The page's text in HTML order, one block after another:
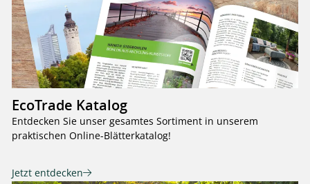
EcoTrade Katalog
Entdecken Sie unser gesamtes Sortiment in unserem
praktischen Online-Blätterkatalog!
Jetzt entdecken